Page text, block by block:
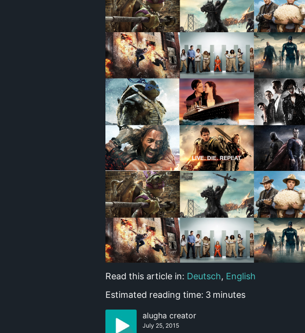
Read this article in: Deutsch, English
Estimated reading time: 3 minutes
alugha creator
July 25, 2015